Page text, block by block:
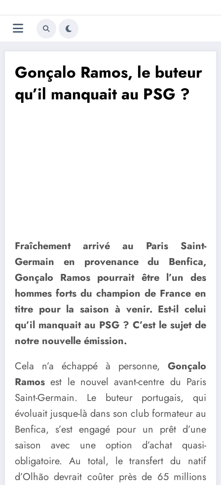
au
contenu
Trivela
L'actualité du football
Gonçalo Ramos, le buteur
qu’il manquait au PSG ?
Fraîchement arrivé au Paris Saint-
Germain en provenance du Benfica,
Gonçalo Ramos pourrait être l’un des
hommes forts du champion de France en
titre pour la saison à venir. Est-il celui
qu’il manquait au PSG ? C’est le sujet de
notre nouvelle émission.
Cela n’a échappé à personne, Gonçalo
Ramos est le nouvel avant-centre du Paris
Saint-Germain. Le buteur portugais, qui
évoluait jusque-là dans son club formateur au
Benfica, s’est engagé pour un prêt d’une
saison avec une option d’achat quasi-
obligatoire. Au total, le transfert du natif
d’Olhão devrait coûter près de 65 millions